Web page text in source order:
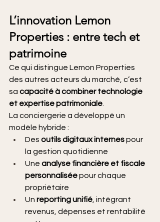
L’innovation Lemon
Properties : entre tech et
patrimoine
Ce qui distingue Lemon Properties
des autres acteurs du marché, c’est
sa capacité à combiner technologie
et expertise patrimoniale
La conciergerie a développé un
modèle hybride :
Des outils digitaux internes pour
la gestion quotidienne
Une analyse financière et fiscale
personnalisée pour chaque
propriétaire
Un reporting unifié , intégrant
revenus, dépenses et rentabilité